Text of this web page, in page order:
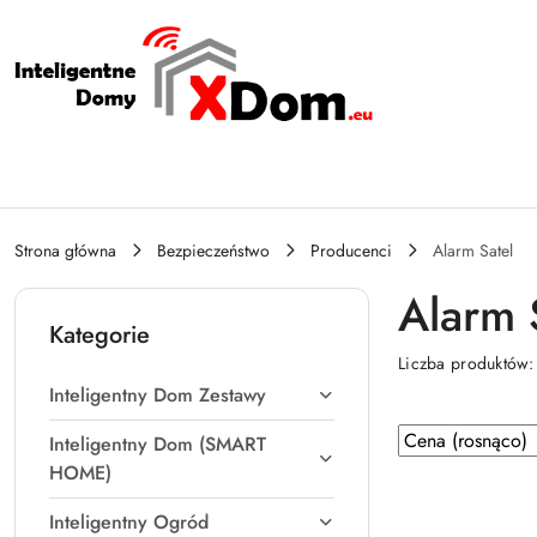
Przejdź do treści głównej
Przejdź do wyszukiwarki
Przejdź do moje konto
Przejdź do menu głównego
Przejdź do stopki
Strona główna Bezpieczeństwo Producenci Alarm Satel
Kategorie
Inteligentny Dom Zestawy
Inteligentny Dom (SMART
HOME)
Inteligentny Ogród
Alarm
Liczba
Zastosowano
sortowanie:
Sortuj
według